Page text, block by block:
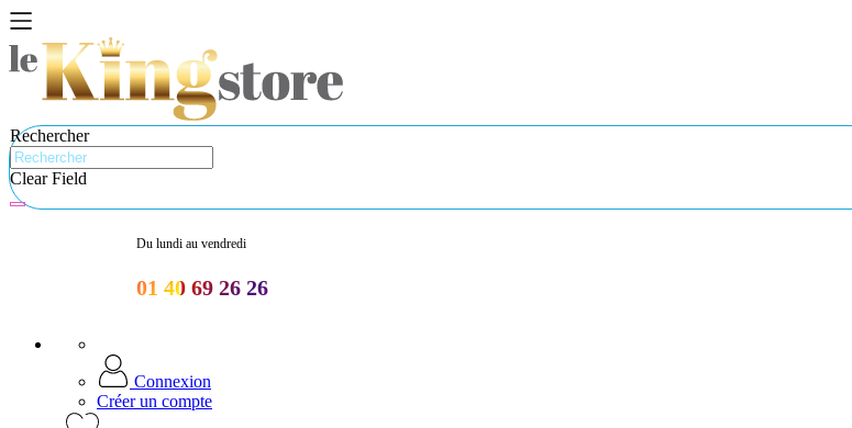
Rechercher
Clear Field
Du lundi au vendredi
01 40 69 26 26
Connexion
Créer un compte